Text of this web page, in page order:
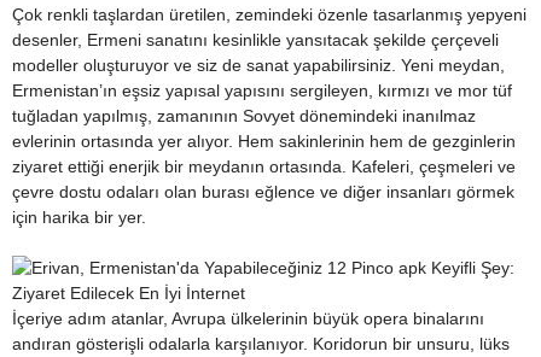
Çok renkli taşlardan üretilen, zemindeki özenle tasarlanmış yepyeni
desenler, Ermeni sanatını kesinlikle yansıtacak şekilde çerçeveli
modeller oluşturuyor ve siz de sanat yapabilirsiniz. Yeni meydan,
Ermenistan’ın eşsiz yapısal yapısını sergileyen, kırmızı ve mor tüf
tuğladan yapılmış, zamanının Sovyet dönemindeki inanılmaz
evlerinin ortasında yer alıyor. Hem sakinlerinin hem de gezginlerin
ziyaret ettiği enerjik bir meydanın ortasında. Kafeleri, çeşmeleri ve
çevre dostu odaları olan burası eğlence ve diğer insanları görmek
için harika bir yer.
İçeriye adım atanlar, Avrupa ülkelerinin büyük opera binalarını
andıran gösterişli odalarla karşılanıyor. Koridorun bir unsuru, lüks